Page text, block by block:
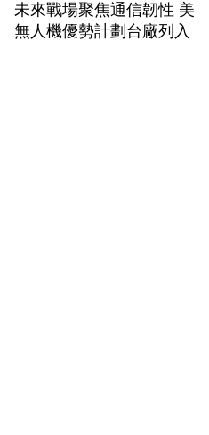
未來戰場聚焦通信韌性 美
無人機優勢計劃台廠列入